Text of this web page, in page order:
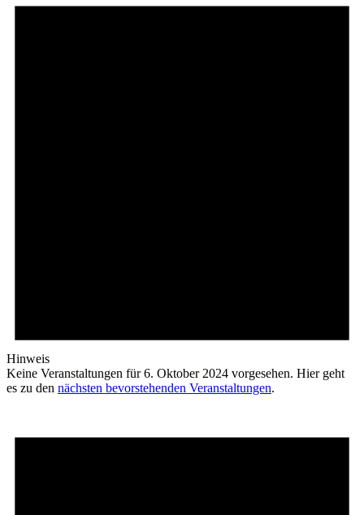
Hinweis
Keine Veranstaltungen für 6. Oktober 2024 vorgesehen. Hier geht
es zu den nächsten bevorstehenden Veranstaltungen.